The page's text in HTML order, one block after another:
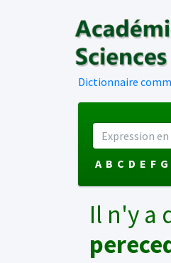
Dictionnaire
A B C D E F G
Il n'y a